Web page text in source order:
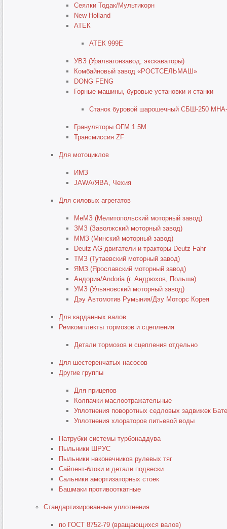
Сеялки Тодак/Мультикорн
New Holland
АТЕК
АТЕК 999E
УВЗ (Уралвагонзавод, экскаваторы)
Комбайновый завод «РОСТСЕЛЬМАШ»
DONG FENG
Горные машины, буровые установки и станки
Станок буровой шарошечный СБШ-250
Грануляторы ОГМ 1.5М
Трансмиссия ZF
Для мотоциклов
ИМЗ
JAWA/ЯВА, Чехия
Для силовых агрегатов
МеМЗ (Мелитопольский моторный завод)
ЗМЗ (Заволжский моторный завод)
ММЗ (Минский моторный завод)
Deutz AG двигатели и тракторы Deutz Fahr
ТМЗ (Тутаевский моторный завод)
ЯМЗ (Ярославский моторный завод)
Андориа/Andoria (г. Андрюхов, Польша)
УМЗ (Ульяновский моторный завод)
Дэу Автомотив Румыния/Дэу Моторс Корея
Для карданных валов
Ремкомплекты тормозов и сцепления
Детали тормозов и сцепления отдельно
Для шестеренчатых насосов
Другие группы
Для прицепов
Колпачки маслоотражательные
Уплотнения поворотных седловых задвижек
Уплотнения хлораторов питьевой воды
Патрубки системы турбонаддува
Пыльники ШРУС
Пыльники наконечников рулевых тяг
Сайлент-блоки и детали подвески
Сальники амортизаторных стоек
Башмаки противооткатные
Стандартизированные уплотнения
по ГОСТ 8752-79 (вращающихся валов)